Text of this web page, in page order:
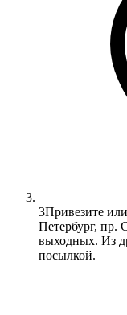
3Привезите
Петербург, пр.
выходных. Из
посылкой.